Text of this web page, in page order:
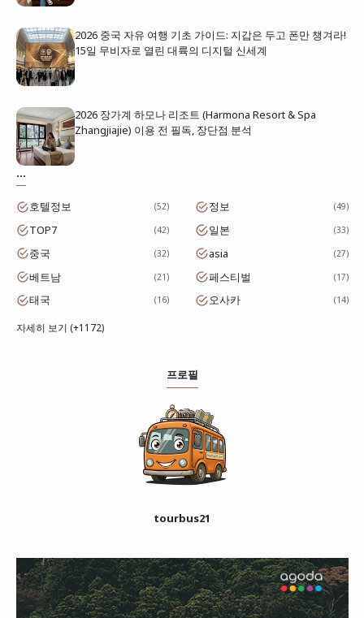
2026 중국 자유 여행 기초 가이드: 지갑은 두고 폰만 챙겨라!
15일 무비자로 열린 대륙의 디지털 신세계
2026 장가계 하모나 리조트 (Harmona Resort & Spa
Zhangjiajie) 이용 전 필독, 장단점 분석
...
호텔정보 52 정보 49
TOP7 42 일본 33
중국 32 asia 27
베트남 21 페스티벌 17
태국 16 오사카 14
자세히 보기 (+1172)
프로필
tourbus21